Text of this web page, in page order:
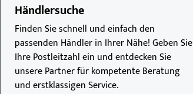
Händlersuche
Finden Sie schnell und einfach den
passenden Händler in Ihrer Nähe! Geben Sie
Ihre Postleitzahl ein und entdecken Sie
unsere Partner für kompetente Beratung
und erstklassigen Service.